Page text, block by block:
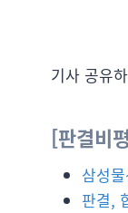
기사 공유
[판결비
삼성
판결,